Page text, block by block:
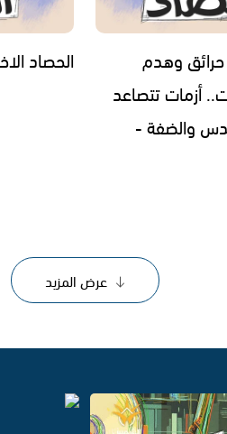
حرائق وهدم
أزمات تتصاعد
والضفة -
الحصاد الاخباري
عرض المزيد